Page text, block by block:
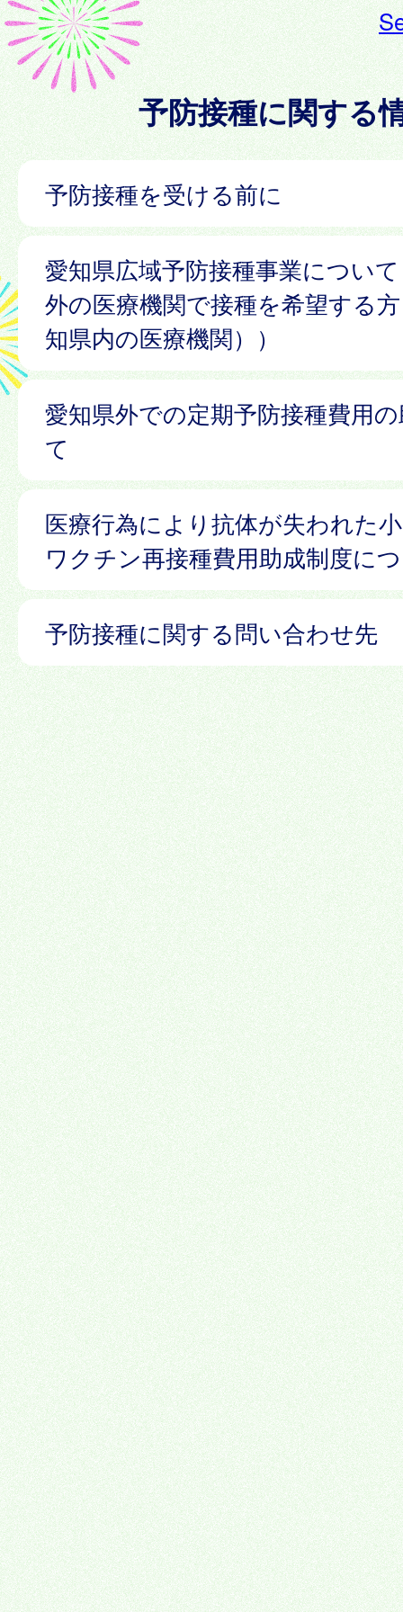
予防接種に関する
予防接種を受ける前に
愛知県広域予防接種事業につい
外の医療機関で接種を希望する
知県内の医療機関））
愛知県外での定期予防接種費用
て
医療行為により抗体が失われた
ワクチン再接種費用助成制度に
予防接種に関する問い合わせ先